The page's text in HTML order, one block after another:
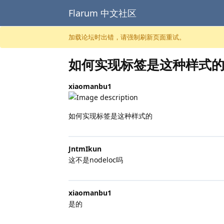
跳至内容
Flarum 中文社区
加载论坛时出错，请强制刷新页面重试。
如何实现标签是这种样式的
xiaomanbu1
如何实现标签是这种样式的
JntmIkun
这不是nodeloc吗
xiaomanbu1
是的